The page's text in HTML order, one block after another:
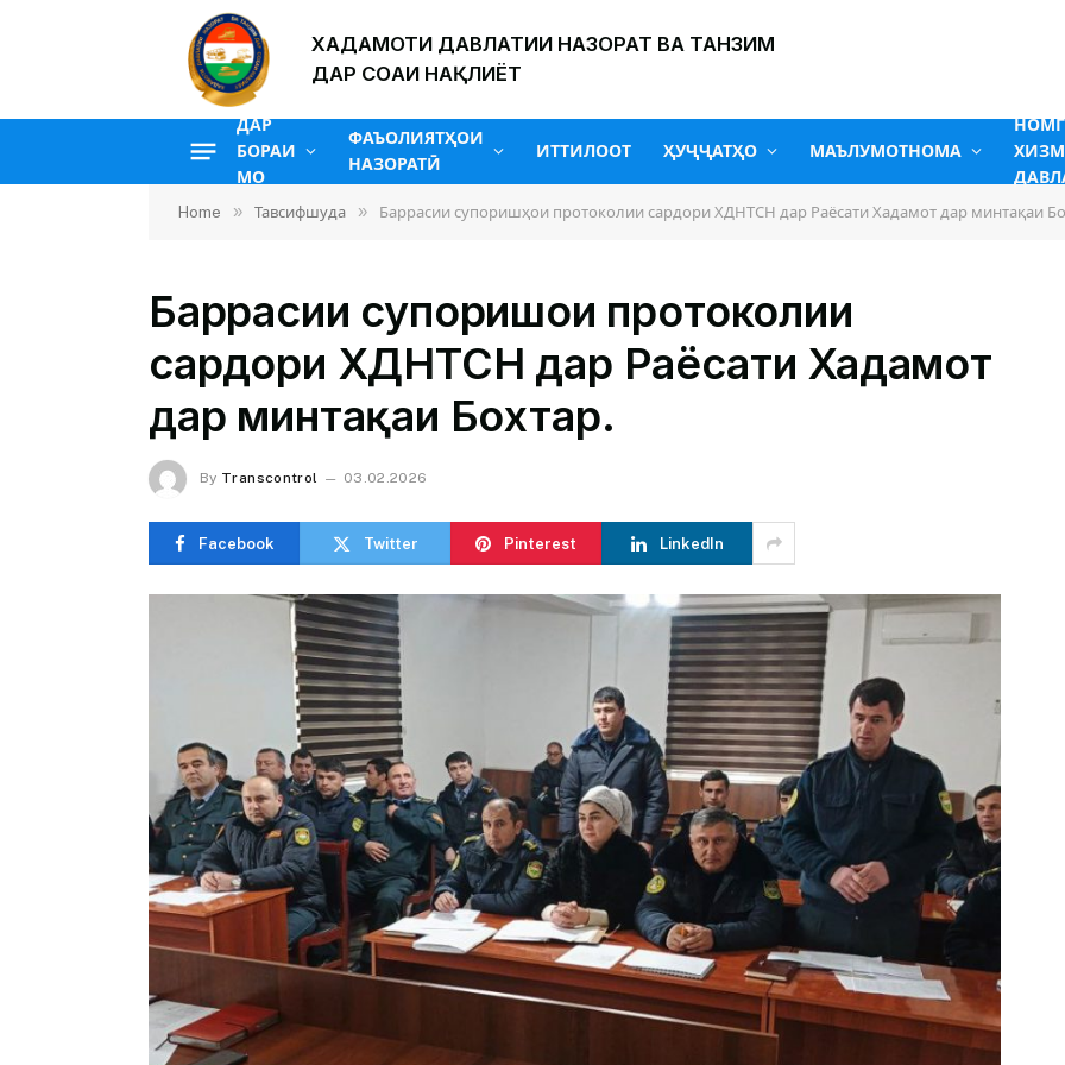
ХАДАМОТИ ДАВЛАТИИ НАЗОРАТ ВА ТАНЗИМ
ДАР СОҲАИ НАҚЛИЁТ
ДАР
БОРАИ
МО
ФАЪОЛИЯТҲОИ
НАЗОРАТӢ
ИТТИЛООТ ҲУҶҶАТҲО МАЪЛУМОТНОМА
Home » Тавсифшуда » Баррасии супоришҳои протоколии сардори ХДНТСН дар Раёсати Хадамот дар минтақаи
Баррасии супоришҳои протоколии
сардори ХДНТСН дар Раёсати Хадамот
дар минтақаи Бохтар.
By Transcontrol 03.02.2026
Facebook Twitter Pinterest LinkedIn